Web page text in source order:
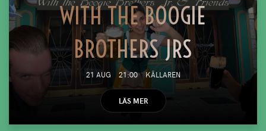
WITH THE BOOGIE
BROTHERS JRS
21 AUG 21:00 KÄLLAREN
LÄS MER